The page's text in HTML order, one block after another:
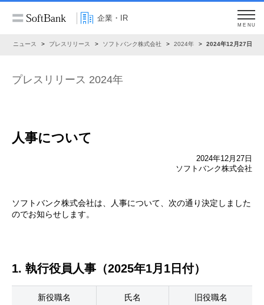
企業・IR
MENU
ニュース プレスリリース ソフトバンク株式会社 2024年 2024年12月27日
プレスリリース 2024年
人事について
2024年12月27日
ソフトバンク株式会社
ソフトバンク株式会社は、人事について、次の通り決定しました
のでお知らせします。
1. 執行役員人事（2025年1月1日付）
新役職名 氏名 旧役職名